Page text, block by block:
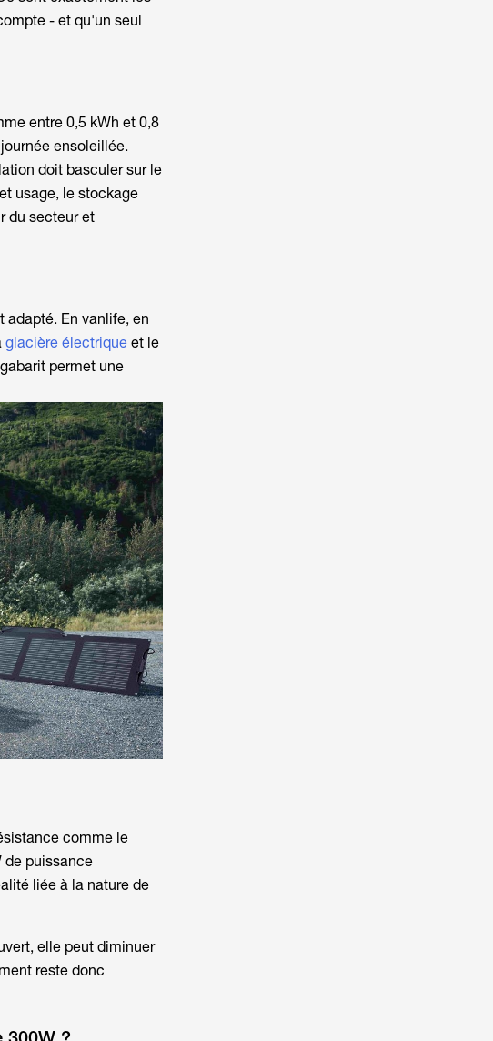
- et qu'un seul
entre 0,5 kWh et 0,8
ensoleillée.
doit basculer sur le
usage, le stockage
du secteur et
En vanlife, en
glacière électriqueet le
permet une
comme le
de puissance
liée à la nature de
elle peut diminuer
reste donc